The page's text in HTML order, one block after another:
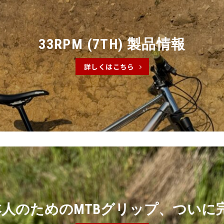
33RPM (7TH) 製品情報
詳しくはこちら
のためのMTBグリップ、ついに